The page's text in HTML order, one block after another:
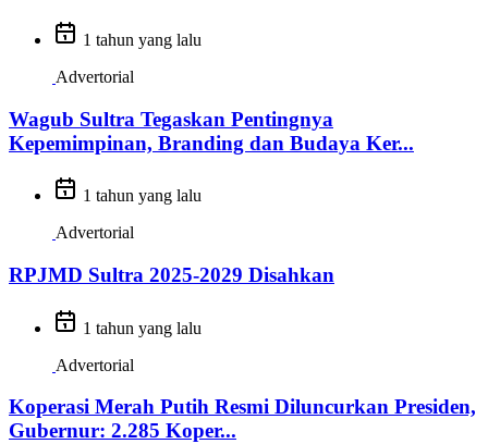
1 tahun yang lalu
Advertorial
Wagub Sultra Tegaskan Pentingnya
Kepemimpinan, Branding dan Budaya Ker...
1 tahun yang lalu
Advertorial
RPJMD Sultra 2025-2029 Disahkan
1 tahun yang lalu
Advertorial
Koperasi Merah Putih Resmi Diluncurkan Presiden,
Gubernur: 2.285 Koper...